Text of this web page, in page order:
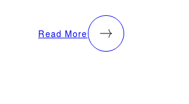
Read More